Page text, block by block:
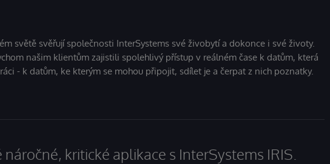
světě svěřují společnosti InterSystems své živobytí a dokonce i své životy.
našim klientům zajistili spolehlivý přístup v reálném čase k datům, která
- k datům, ke kterým se mohou připojit, sdílet je a čerpat z nich poznatky.
kritické aplikace s InterSystems IRIS.